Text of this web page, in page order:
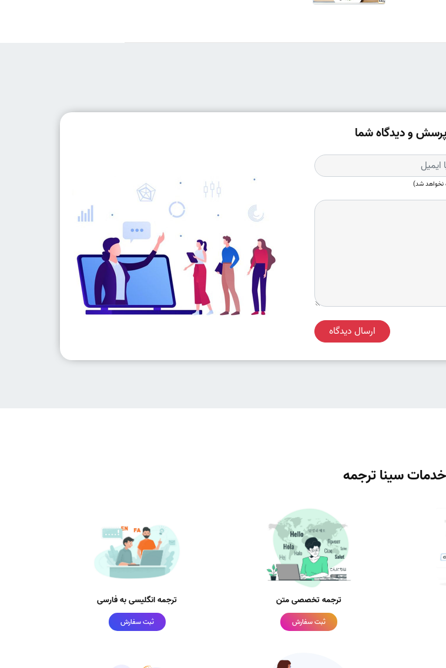
پرسش و دیدگاه شما
نخواهد شد)
ارسال دیدگاه
خدمات سینا ترجمه
ترجمه تخصصی متن
ثبت سفارش
ترجمه انگلیسی به فارسی
ثبت سفارش